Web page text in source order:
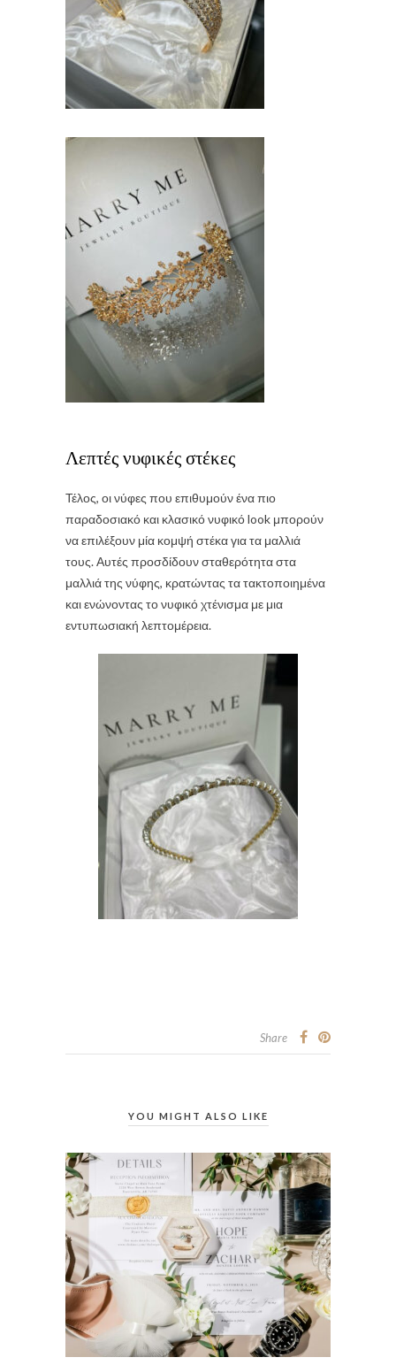
Λεπτές νυφικές στέκες
Τέλος, οι νύφες που επιθυμούν ένα πιο
παραδοσιακό και κλασικό νυφικό look μπορούν
να επιλέξουν μία κομψή στέκα για τα μαλλιά
τους. Αυτές προσδίδουν σταθερότητα στα
μαλλιά της νύφης, κρατώντας τα τακτοποιημένα
και ενώνοντας το νυφικό χτένισμα με μια
εντυπωσιακή λεπτομέρεια.
Share
YOU MIGHT ALSO LIKE